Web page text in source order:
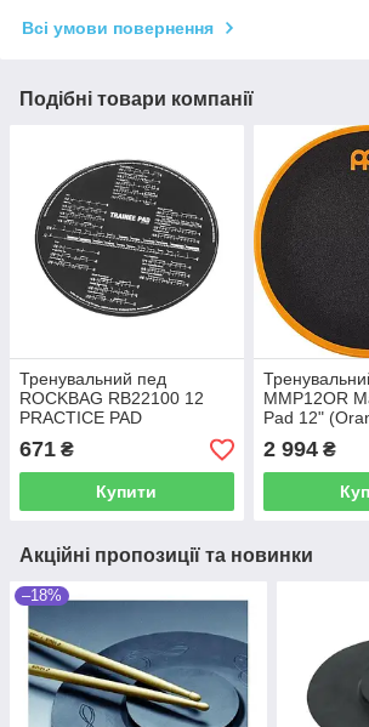
Всі умови повернення
Подібні товари компанії
Тренувальний пед
ROCKBAG RB22100 12
PRACTICE PAD
671 ₴
Купити
MMP12OR
Pad 12"
2 994₴
Акційні пропозиції та новинки
–18%